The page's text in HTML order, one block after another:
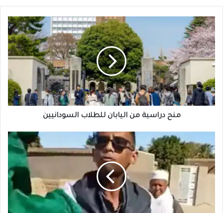
منح
دراسية
من
اليابان
للطلاب
منح دراسية من اليابان للطلاب السودانيين
الناشط
منيب
تشهد
تطورت
بمحكمة